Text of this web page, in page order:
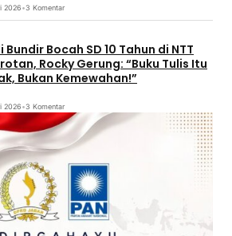
2026•3 Komentar
Bocah SD 10 Tahun di NTT
Rocky Gerung: “Buku Tulis Itu
Bukan Kemewahan!”
2026•3 Komentar